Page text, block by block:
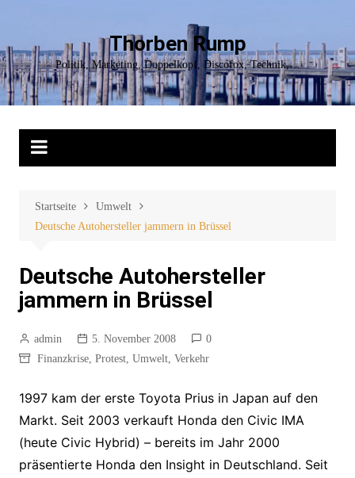
springen
Thorben Rump
Politik, Marketing, Doppelkopf, Discofox, Technik,…
Startseite
Umwelt
Deutsche Autohersteller jammern in Brüssel
Deutsche Autohersteller
jammern in Brüssel
admin 5. November 2008
0
Finanzkrise, Protest, Umwelt, Verkehr
1997 kam der erste Toyota Prius in Japan auf den
Markt. Seit 2003 verkauft Honda den Civic IMA
(heute Civic Hybrid) – bereits im Jahr 2000
präsentierte Honda den Insight in Deutschland. Seit